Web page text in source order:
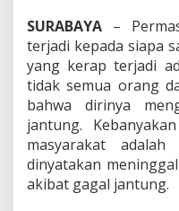
SURABAYA –
terjadi kepada siapa
yang kerap terjadi
tidak semua orang
bahwa dirinya
jantung.
masyarakat
dinyatakan
akibat gagal jantung.